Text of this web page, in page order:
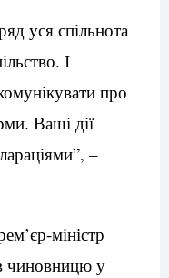
уся спільнота
І
про
Ваші дії
–
міністр
чиновницю у